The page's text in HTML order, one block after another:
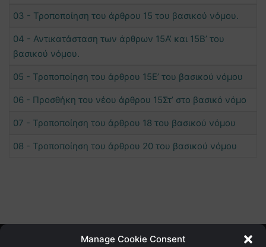
Manage Cookie Consent
03 - Τροποποίηση του άρθρου 15 του βασικού νόμου.
04 - Αντικατάσταση των άρθρων 15Α’ και 15Β’ του
βασικού νόμου.
05 - Τροποποίηση του άρθρου 15Ε’ του βασικού νόμου
06 - Προσθήκη του νέου άρθρου 15Στ’ στο βασικό νόμο
07 - Τροποποίηση του άρθρου 18 του βασικού νόμου
08 - Τροποποίηση του άρθρου 20 του βασικού νόμου